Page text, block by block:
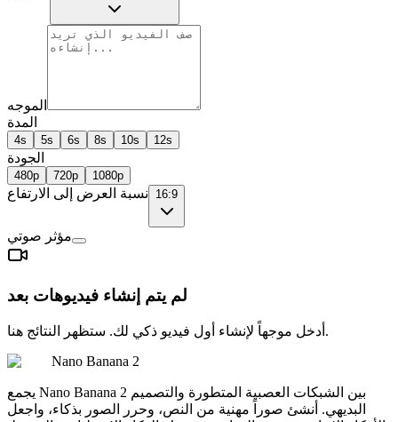
الموجه
المدة
4s 5s 6s 8s 10s 12s
الجودة
480p 720p 1080p
نسبة العرض إلى الارتفاع 16:9
مؤثر صوتي
لم يتم إنشاء فيديوهات بعد
أدخل موجهاً لإنشاء أول فيديو ذكي لك. ستظهر النتائج هنا.
Nano Banana 2
يجمع Nano Banana 2 بين الشبكات العصبية المتطورة والتصميم
البديهي. أنشئ صوراً مهنية من النص، وحرر الصور بذكاء، واجعل